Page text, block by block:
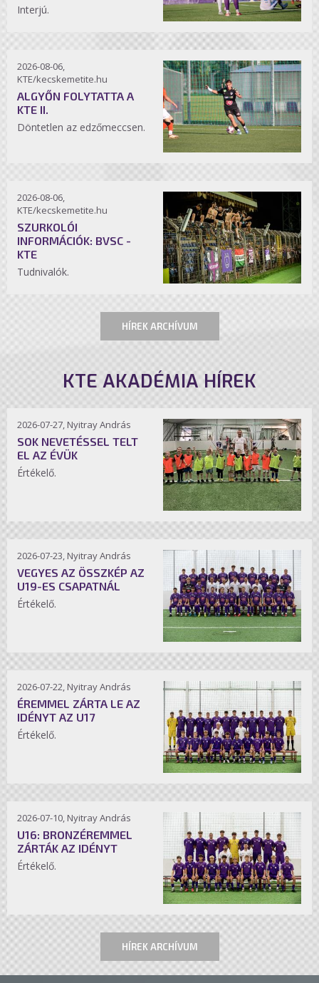
Interjú.
2026-08-06,
KTE/kecskemetite.hu
ALGYŐN FOLYTATTA A
KTE II.
Döntetlen az edzőmeccsen.
2026-08-06,
KTE/kecskemetite.hu
SZURKOLÓI
INFORMÁCIÓK: BVSC -
KTE
Tudnivalók.
HÍREK ARCHÍVUM
KTE AKADÉMIA HÍREK
2026-07-27, Nyitray András
SOK NEVETÉSSEL TELT
EL AZ ÉVÜK
Értékelő.
2026-07-23, Nyitray András
VEGYES AZ ÖSSZKÉP AZ
U19-ES CSAPATNÁL
Értékelő.
2026-07-22, Nyitray András
ÉREMMEL ZÁRTA LE AZ
IDÉNYT AZ U17
Értékelő.
2026-07-10, Nyitray András
U16: BRONZÉREMMEL
ZÁRTÁK AZ IDÉNYT
Értékelő.
HÍREK ARCHÍVUM